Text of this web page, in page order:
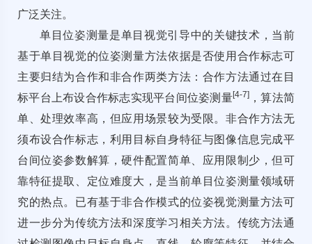
广泛关注。
单目位姿测量是单目视觉引导中的关键技术，当前
基于单目视觉的位姿测量方法依据是否使用合作标志可
主要归结为合作和非合作两类方法：合作方法通过在目
标平台上布设合作标志实现平台间位姿测量[4-7]，算法简
单、处理效率高，但应用场景较为受限。非合作方法无
须布设合作标志，利用目标自身特征与图像信息完成平
台间位姿参数解算，硬件配置简单、应用限制少，但可
靠特征提取、定位难度大，是当前单目位姿测量领域研
究的热点。已有基于非合作模式的位姿视觉测量方法可
进一步分为传统方法和深度学习相关方法。传统方法通